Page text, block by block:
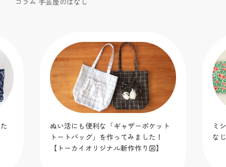
コラム 手芸屋のはなし
ぬい活にも便利な「ギャザーポケット
トートバッグ」を作ってみました！
【トーカイオリジナル新作作り図】
ミ
な